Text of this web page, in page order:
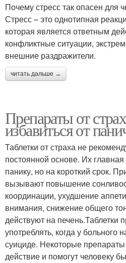
Почему стресс так опасен для
Стресс – это однотипная
которая является ответным
конфликтные ситуации,
внешние раздражители.
читать дальше →
Препараты от
избавиться от
Таблетки от страха не
постоянной основе. Их
панику, но на короткий срок.
вызывают повышение
координации, ухудшение
внимания, снижение общего
действуют на печень.Таблетки
употреблять, когда у больного
суициде. Некоторые
действие и помогут человеку